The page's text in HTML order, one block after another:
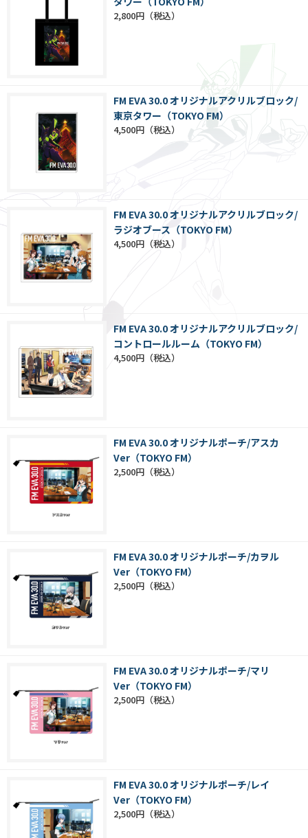
2,800円
FM EVA 30.0 オリジナルアクリルブロック/
東京タワー（TOKYO FM）
4,500円
FM EVA 30.0 オリジナルアクリルブロック/
ラジオブース（TOKYO FM）
4,500円
FM EVA 30.0 オリジナルアクリルブロック/
コントロールルーム（TOKYO FM）
4,500円
FM EVA 30.0 オリジナルポーチ/アスカ
Ver（TOKYO FM）
2,500円
FM EVA 30.0 オリジナルポーチ/カヲル
Ver（TOKYO FM）
2,500円
FM EVA 30.0 オリジナルポーチ/マリ
Ver（TOKYO FM）
2,500円
FM EVA 30.0 オリジナルポーチ/レイ
Ver（TOKYO FM）
2,500円